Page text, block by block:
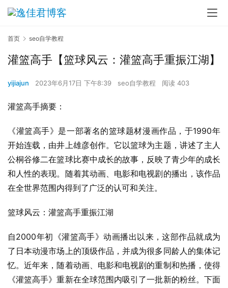
首页 seo自学教程
灌篮高手【篮球风云：灌篮高手重振江湖】
yijiajun 2023年6月17日 下午8:39 seo自学教程 阅读 403
灌篮高手摘要：
《灌篮高手》是一部著名的篮球题材漫画作品，于1990年
开始连载，由井上雄彦创作。它以篮球为主题，讲述了主人
公桐谷修二在篮球比赛中成长的故事，反映了青少年的成长
和人性的表现。随着其动画、电影和电视剧的播出，该作品
在全世界范围内得到了广泛的认可和关注。
篮球风云：灌篮高手重振江湖
自2000年初《灌篮高手》动画播出以来，这部作品就成为
了日本动漫市场上的顶级作品，并成为很多同龄人的集体记
忆。近年来，随着动画、电影和电视剧的重制和热播，使得
《灌篮高手》重新在全球范围内吸引了一批新的粉丝。下面